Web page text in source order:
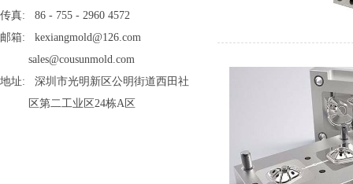
传真: 86 - 755 - 2960 4572
邮箱: kexiangmold@126.com
sales@cousunmold.com
地址: 深圳市光明新区公明街道西田社
区第二工业区24栋A区